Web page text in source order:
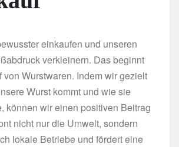
einkaufen und unseren
verkleinern. Das beginnt
von Wurstwaren. Indem wir gezielt
Wurst kommt und wie sie
können wir einen positiven Beitrag
nicht nur die Umwelt, sondern
lokale Betriebe und fördert eine